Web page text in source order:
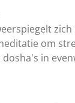
om
in